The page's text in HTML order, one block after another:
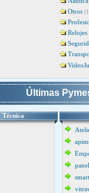
Otros
Relojes
Últimas
Técnica